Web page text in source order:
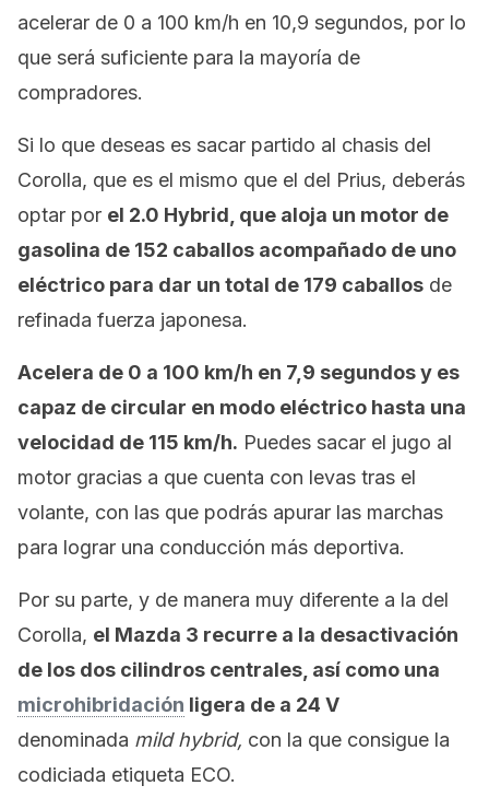
acelerar de 0 a 100 km/h en 10,9 segundos, por lo
que será suficiente para la mayoría de
compradores.
Si lo que deseas es sacar partido al chasis del
Corolla, que es el mismo que el del Prius, deberás
optar por el 2.0 Hybrid, que aloja un motor de
gasolina de 152 caballos acompañado de uno
eléctrico para dar un total de 179 caballos de
refinada fuerza japonesa.
Acelera de 0 a 100 km/h en 7,9 segundos y es
capaz de circular en modo eléctrico hasta una
velocidad de 115 km/h. Puedes sacar el jugo al
motor gracias a que cuenta con levas tras el
volante, con las que podrás apurar las marchas
para lograr una conducción más deportiva.
Por su parte, y de manera muy diferente a la del
Corolla, el Mazda 3 recurre a la desactivación
de los dos cilindros centrales, así como una
microhibridación ligera de a 24 V
denominada mild hybrid, con la que consigue la
codiciada etiqueta ECO.